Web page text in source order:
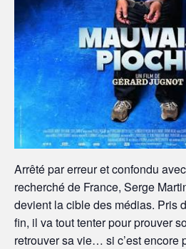
​Arrêté par erreur et confondu
recherché de France, Serge
devient la cible des médias. Pris
fin, il va tout tenter pour prouver
retrouver sa vie… si c’est encore